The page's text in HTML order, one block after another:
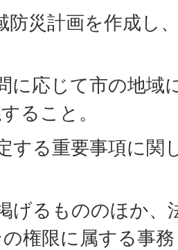
防災計画を作成し
に応じて市の地域
ること。
する重要事項に関
げるもののほか、
権限に属する事務